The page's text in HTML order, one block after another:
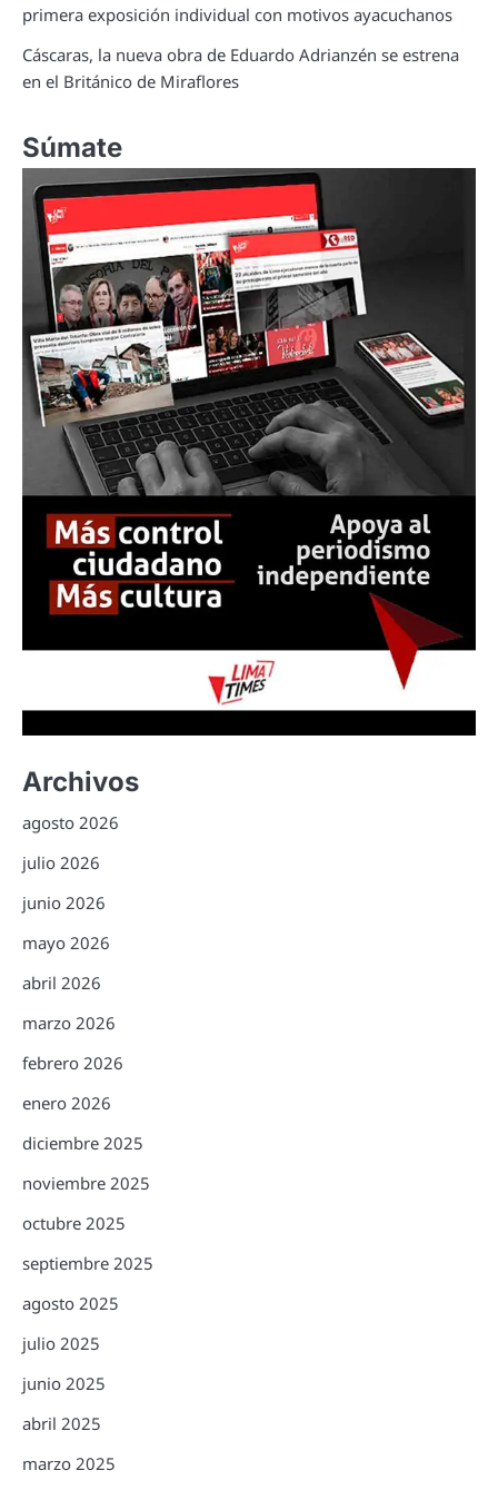
primera exposición individual con motivos ayacuchanos
Cáscaras, la nueva obra de Eduardo Adrianzén se estrena
en el Británico de Miraflores
Súmate
Archivos
agosto 2026
julio 2026
junio 2026
mayo 2026
abril 2026
marzo 2026
febrero 2026
enero 2026
diciembre 2025
noviembre 2025
octubre 2025
septiembre 2025
agosto 2025
julio 2025
junio 2025
abril 2025
marzo 2025